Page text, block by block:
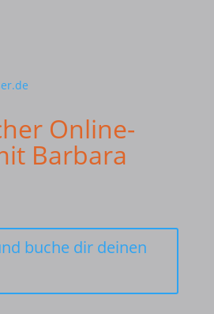
Online-
Barbara
buche dir deinen